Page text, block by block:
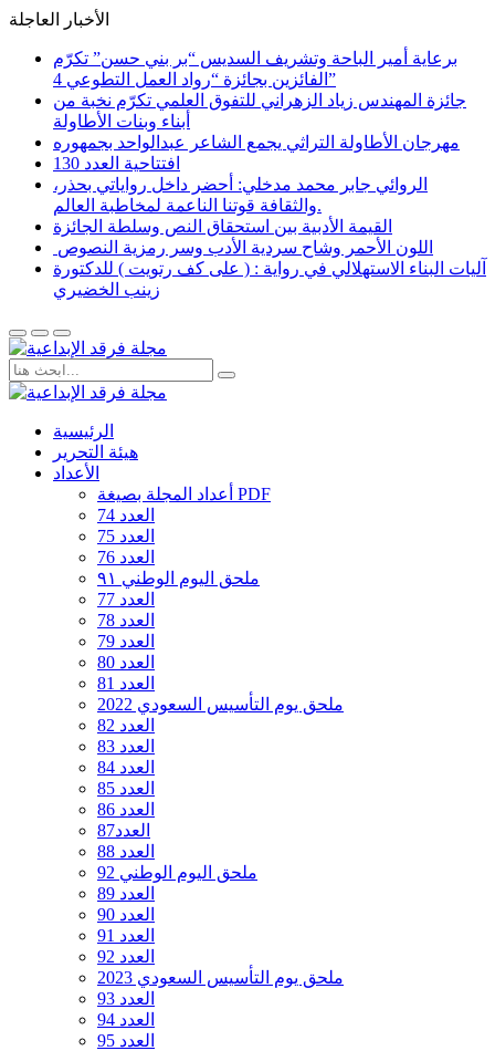
الأخبار العاجلة
برعاية أمير الباحة وتشريف السديس “بر بني حسن” تكرّم
الفائزين بجائزة “رواد العمل التطوعي 4”
جائزة المهندس زياد الزهراني للتفوق العلمي تكرّم نخبة من
أبناء وبنات الأطاولة
مهرجان الأطاولة التراثي يجمع الشاعر عبدالواحد بجمهوره
افتتاحية العدد 130
الروائي جابر محمد مدخلي: أحضر داخل رواياتي بحذر،
والثقافة قوتنا الناعمة لمخاطبة العالم.
القيمة الأدبية بين استحقاق النص وسلطة الجائزة
​ اللون الأحمر وشاح سردية الأدب وسر رمزية النصوص
آليات البناء الاستهلالي في رواية : ( على كف رتويت ) للدكتورة
زينب الخضيري
الرئيسية
هيئة التحرير
الأعداد
أعداد المجلة بصيغة PDF
العدد 74
العدد 75
العدد 76
ملحق اليوم الوطني ٩١
العدد 77
العدد 78
العدد 79
العدد 80
العدد 81
ملحق يوم التأسيس السعودي 2022
العدد 82
العدد 83
العدد 84
العدد 85
العدد 86
العدد87
العدد 88
ملحق اليوم الوطني 92
العدد 89
العدد 90
العدد 91
العدد 92
ملحق يوم التأسيس السعودي 2023
العدد 93
العدد 94
العدد 95